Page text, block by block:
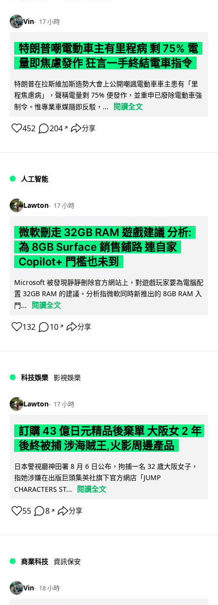
Vin 17 小時
特朗普嘲電動車主有里程病 剩 75% 電
量即焦慮發作 狂言一手終結電車指令
特朗普在拉斯維加斯造勢大會上公開嘲諷電動車車主患有「里
程焦慮病」，聲稱電量剩 75% 便發作，並重申已廢除電動車強
制令。惟專業車媒隨即反駁，...
閱讀全文
452 204 ↗ 分享
人工智能
Lawton 17 小時
微軟刪走 32GB RAM 遊戲建議 分析:
為 8GB Surface 銷售鋪路 連自家
Copilot+ 門檻也未到
Microsoft 被發現靜靜刪除官方網站上，對遊戲玩家要為電腦配
置 32GB RAM 的建議。分析指微軟同時新推出的 8GB RAM 入
門...
閱讀全文
132 10 ↗ 分享
科技娛樂 影視娛樂
Lawton 17 小時
訂購 43 億日元精品後棄單 大阪女 2 年
後終被捕 涉海賊王,火影周邊產品
日本警視廳神田署 8 月 6 日公布，拘捕一名 32 歲大阪女子，
指她涉嫌在出版巨頭集英社旗下官方網店「JUMP
CHARACTERS ST...
閱讀全文
55 8 ↗ 分享
商業科技 資訊保安
Vin 18 小時